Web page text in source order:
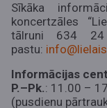
Sīkāka
koncertzāles
tālruni 634
pastu:
Informācijas
P.–Pk.: 11.00 –
(pusdienu